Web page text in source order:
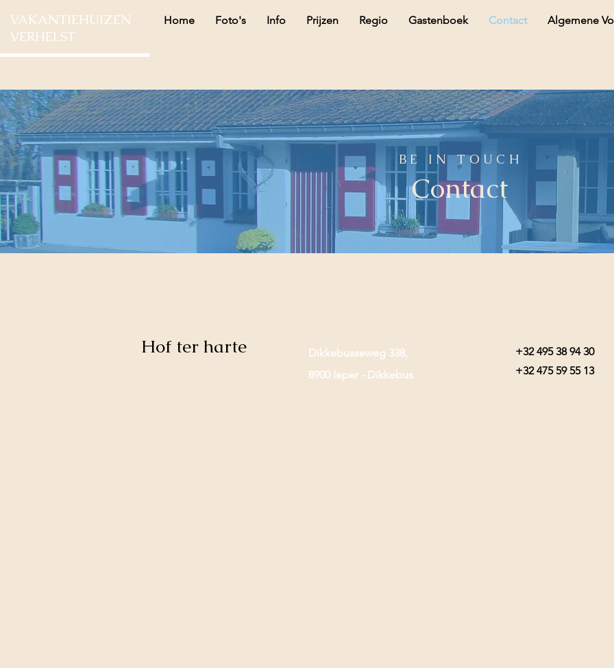
VAKANTIEHUIZEN
VERHELST
Home Foto's Info Prijzen Regio Gastenboek Contact Algemene
BE IN TOUCH
Contact
Hof ter harte
Dikkebusseweg 338,
8900 Ieper - Dikkebus
+32 495 38 94 30
+32 475 59 55 13